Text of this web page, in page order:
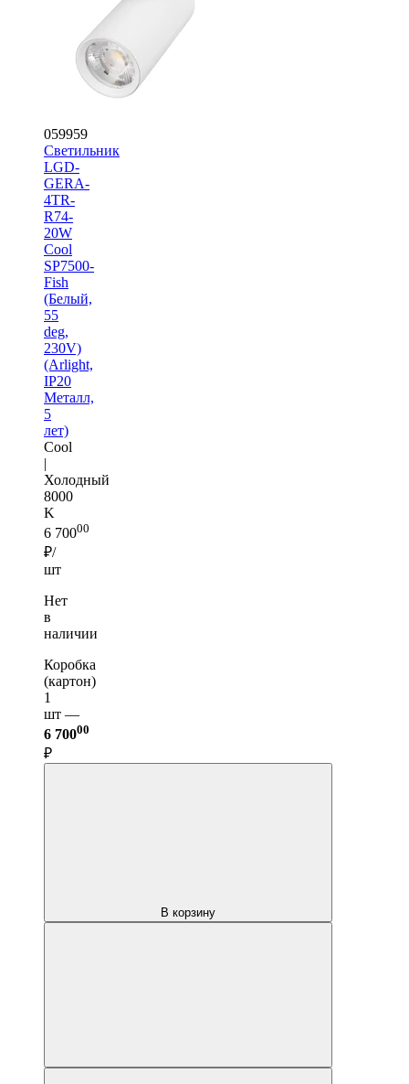
059959
Светильник
LGD-
GERA-
4TR-
R74-
20W
Cool
SP7500-
Fish
(Белый,
55
deg,
230V)
(Arlight,
IP20
Металл,
5
лет)
Cool
|
Холодный
8000
K
6 70000
₽/
шт
Нет
в
наличии
Коробка
(картон)
1
шт —
6 70000
₽
В корзину